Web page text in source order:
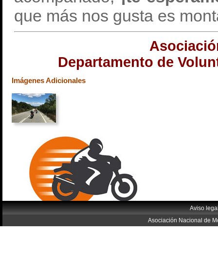
que más nos gusta es
Departamento de
Imágenes Adicionales
Aviso
Asociación Nacional de